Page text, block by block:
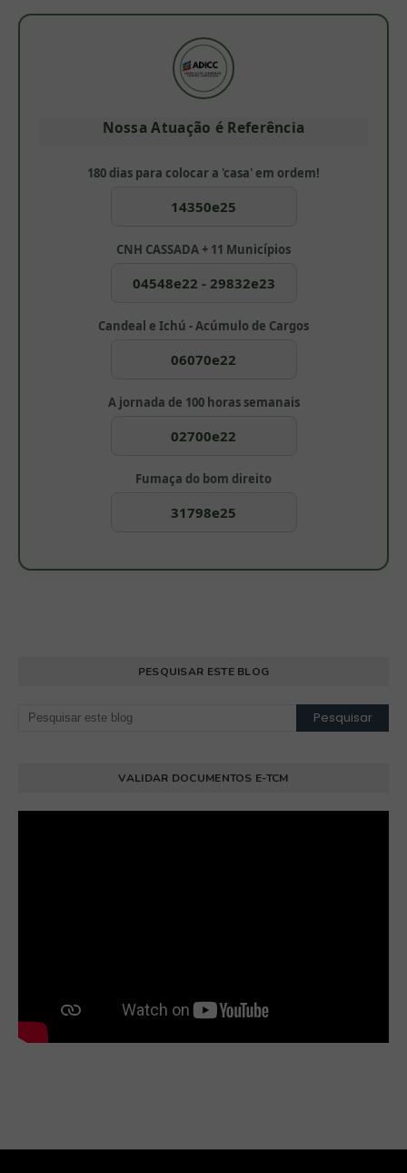
Nossa Atuação é Referência
180 dias para colocar a 'casa' em ordem!
14350e25
CNH CASSADA + 11 Municípios
04548e22 - 29832e23
Candeal e Ichú - Acúmulo de Cargos
06070e22
A jornada de 100 horas semanais
02700e22
Fumaça do bom direito
31798e25
PESQUISAR ESTE BLOG
VALIDAR DOCUMENTOS E-TCM